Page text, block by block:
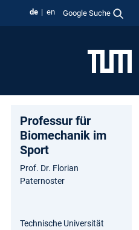
de en Google Suche
Professur für
Biomechanik im
Sport
Prof. Dr. Florian
Paternoster
Technische Universität